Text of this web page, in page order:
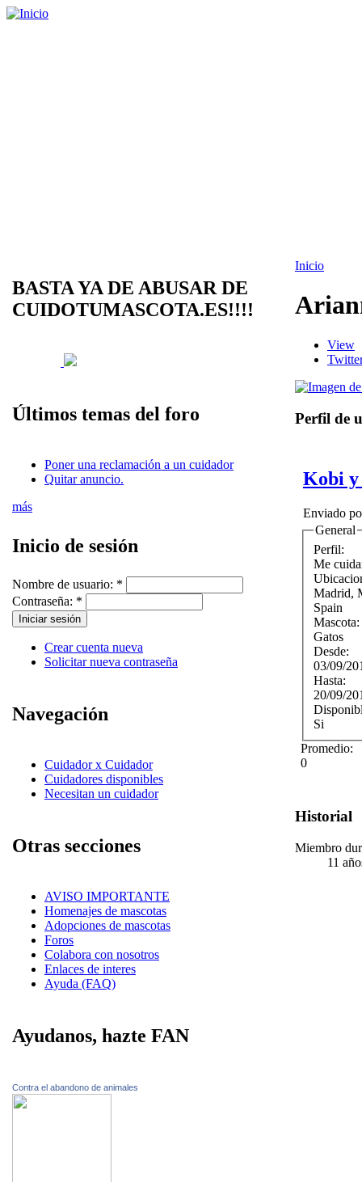
BASTA YA DE ABUSAR DE
CUIDOTUMASCOTA.ES!!!!
Últimos temas del foro
Poner una reclamación a un cuidador
Quitar anuncio.
más
Inicio de sesión
Nombre de usuario: *
Contraseña: *
Crear cuenta nueva
Solicitar nueva contraseña
Navegación
Cuidador x Cuidador
Cuidadores disponibles
Necesitan un cuidador
Otras secciones
AVISO IMPORTANTE
Homenajes de mascotas
Adopciones de mascotas
Foros
Colabora con nosotros
Enlaces de interes
Ayuda (FAQ)
Ayudanos, hazte FAN
Contra el abandono de animales
Inicio
View
Perfil de
Kobi
Enviado
General
Perfil:
Me
Madrid,
Spain
Mascota:
Gatos
Desde:
03/09/
Hasta:
20/09/
Si
Promedio:
0
Historial
Miembro
11